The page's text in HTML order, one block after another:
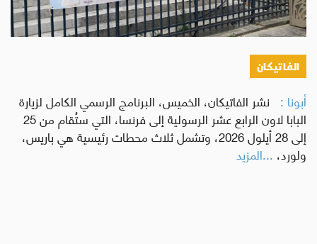
الفاتيكان
أبونا : نشر الفاتيكان، الخميس، البرنامج الرسمي الكامل لزيارة
البابا لاون الرابع عشر الرسولية إلى فرنسا، التي ستُقام من 25
إلى 28 أيلول 2026، وتشمل ثلاث محطات رئيسية هي باريس،
ولورد، ...المزيد